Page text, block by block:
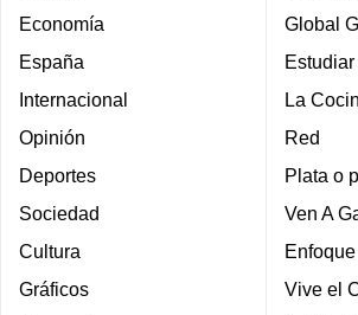
Economía
España
Internacional
Opinión
Deportes
Sociedad
Cultura
Gráficos
Global
La
Red
Plata o
Ven A
Enfoque
Vive el